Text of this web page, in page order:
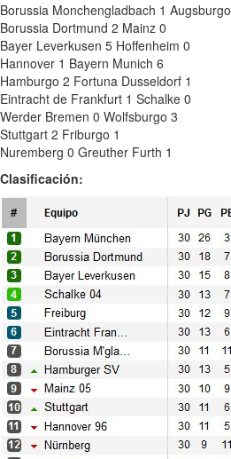
Borussia Monchengladbach 1
Borussia Dortmund 2 Mainz 0
Bayer Leverkusen 5 Hoffenheim 0
Hannover 1 Bayern Munich 6
Hamburgo 2 Fortuna Dusseldorf 1
Eintracht de Frankfurt 1 Schalke 0
Werder Bremen 0 Wolfsburgo 3
Stuttgart 2 Friburgo 1
Nuremberg 0 Greuther Furth 1
Clasificación: